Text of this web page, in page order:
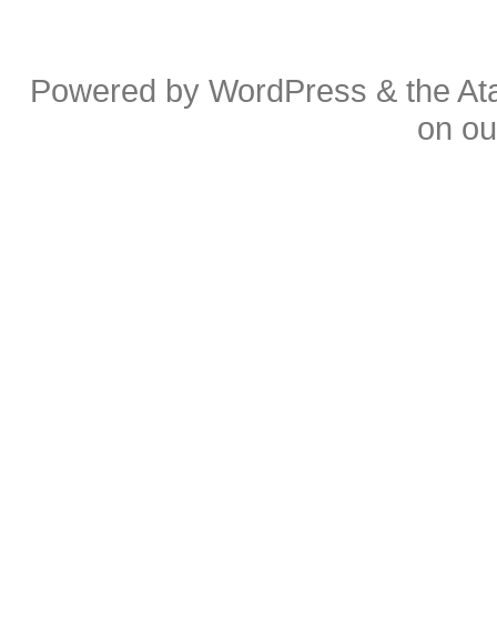
Powered byWordPress & the
on